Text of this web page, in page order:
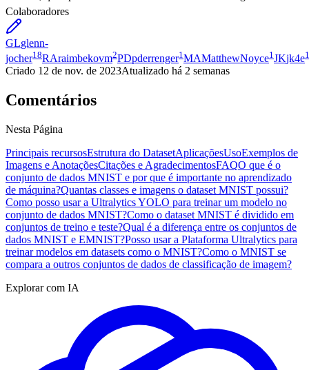
Colaboradores
GLglenn-
jocher18RAraimbekovm2PDpderrenger1MAMatthewNoyce1JKjk4e1
Criado 12 de nov. de 2023Atualizado há 2 semanas
Comentários
Nesta Página
Principais recursosEstrutura do DatasetAplicaçõesUsoExemplos de
Imagens e AnotaçõesCitações e AgradecimentosFAQO que é o
conjunto de dados MNIST e por que é importante no aprendizado
de máquina?Quantas classes e imagens o dataset MNIST possui?
Como posso usar a Ultralytics YOLO para treinar um modelo no
conjunto de dados MNIST?Como o dataset MNIST é dividido em
conjuntos de treino e teste?Qual é a diferença entre os conjuntos de
dados MNIST e EMNIST?Posso usar a Plataforma Ultralytics para
treinar modelos em datasets como o MNIST?Como o MNIST se
compara a outros conjuntos de dados de classificação de imagem?
Explorar com IA